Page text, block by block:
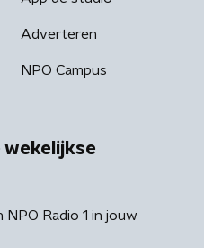
Adverteren
NPO Campus
wekelijkse
Radio 1 in jouw